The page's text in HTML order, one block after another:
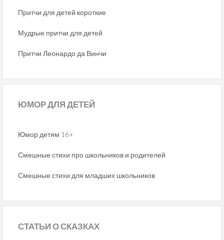
Притчи для детей короткие
Мудрые притчи для детей
Притчи Леонардо да Винчи
ЮМОРДЛЯ ДЕТЕЙ
Юмор детям 16+
Смешные стихи про школьников и родителей
Смешные стихи для младших школьников
СТАТЬИО СКАЗКАХ